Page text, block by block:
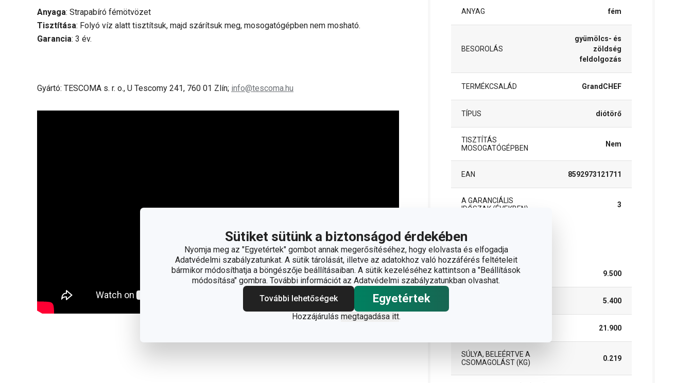
Sütiket sütünk a biztonságod érdekében
Nyomja meg az "Egyetértek" gombot annak megerősítéséhez, hogy elolvasta és elfogadja
Adatvédelmi szabályzatunkat. A sütik tárolását, illetve az adatokhoz való hozzáférés feltételeit
bármikor módosíthatja a böngészője beállításaiban. A sütik kezeléséhez kattintson a "Beállítások
módosítása" gombra. További információt az Adatvédelmi szabályzatunkban olvashat.
További lehetőségek
Egyetértek
Hozzájárulás megtagadása itt.
Anyaga: Strapabíró fémötvözet
Tisztítása: Folyó víz alatt tisztítsuk, majd szárítsuk meg, mosogatógépben nem mosható.
Garancia: 3 év.
Gyártó: TESCOMA s. r. o., U Tescomy 241, 760 01 Zlín; info@tescoma.hu
ANYAG fém
BESOROLÁS
gyümölcs- és
zöldség
feldolgozás
TERMÉKCSALÁD GrandCHEF
TÍPUS diótörő
TISZTÍTÁS
MOSOGATÓGÉPBEN
Nem
EAN 8592973121711
A GARANCIÁLIS
IDŐSZAK (ÉVEKBEN)
3
Csomag
SZÉLESSÉG (CM) 9.500
5.400
21.900
SÚLYA, BELEÉRTVE A
CSOMAGOLÁST (KG)
0.219